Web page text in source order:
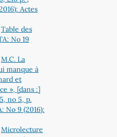
Actes
Table des
No 19
M.C. La
manque à
et
», [dans :]
no 5, p.
No 9 (2016):
Microlecture